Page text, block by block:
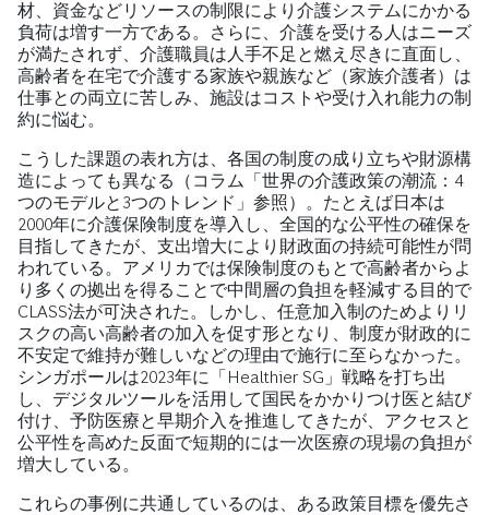
材、資金などリソースの制限により介護システムにかかる
負荷は増す一方である。さらに、介護を受ける人はニーズ
が満たされず、介護職員は人手不足と燃え尽きに直面し、
高齢者を在宅で介護する家族や親族など（家族介護者）は
仕事との両立に苦しみ、施設はコストや受け入れ能力の制
約に悩む。
こうした課題の表れ方は、各国の制度の成り立ちや財源構
造によっても異なる（コラム「世界の介護政策の潮流：4
つのモデルと3つのトレンド」参照）。たとえば日本は
2000年に介護保険制度を導入し、全国的な公平性の確保を
目指してきたが、支出増大により財政面の持続可能性が問
われている。アメリカでは保険制度のもとで高齢者からよ
り多くの拠出を得ることで中間層の負担を軽減する目的で
CLASS法が可決された。しかし、任意加入制のためよりリ
スクの高い高齢者の加入を促す形となり、制度が財政的に
不安定で維持が難しいなどの理由で施行に至らなかった。
シンガポールは2023年に「Healthier SG」戦略を打ち出
し、デジタルツールを活用して国民をかかりつけ医と結び
付け、予防医療と早期介入を推進してきたが、アクセスと
公平性を高めた反面で短期的には一次医療の現場の負担が
増大している。
これらの事例に共通しているのは、ある政策目標を優先さ